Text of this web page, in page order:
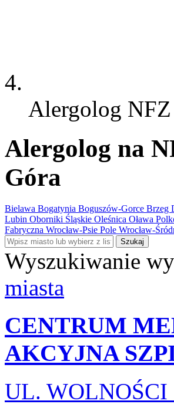
Alergolog NFZ
Alergolog na
Góra
Bielawa Bogatynia Boguszów-Gorce Brzeg
Lubin Oborniki Śląskie Oleśnica Oława
Fabryczna Wrocław-Psie Pole Wrocław-
Szukaj
Wyszukiwanie
miasta
CENTRUM
AKCYJNA
UL. WOLNOŚCI